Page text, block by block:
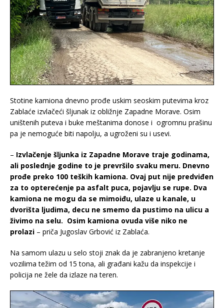
Stotine kamiona dnevno prođe uskim seoskim putevima kroz
Zablaće izvlačeći šljunak iz obližnje Zapadne Morave. Osim
uništenih puteva i buke meštanima donose i ogromnu prašinu
pa je nemoguće biti napolju, a ugroženi su i usevi.
– Izvlačenje šljunka iz Zapadne Morave traje godinama,
ali poslednje godine to je prevršilo svaku meru. Dnevno
prođe preko 100 teških kamiona. Ovaj put nije predviđen
za to opterećenje pa asfalt puca, pojavlju se rupe. Dva
kamiona ne mogu da se mimoiđu, ulaze u kanale, u
dvorišta ljudima, decu ne smemo da pustimo na ulicu a
živimo na selu. Osim kamiona ovuda više niko ne
prolazi – priča Jugoslav Grbović iz Zablaća.
Na samom ulazu u selo stoji znak da je zabranjeno kretanje
vozilima težim od 15 tona, ali građani kažu da inspekcije i
policija ne žele da izlaze na teren.